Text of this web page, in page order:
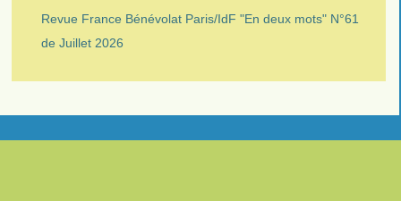
Revue France Bénévolat Paris/IdF "En deux mots" N°61
de Juillet 2026